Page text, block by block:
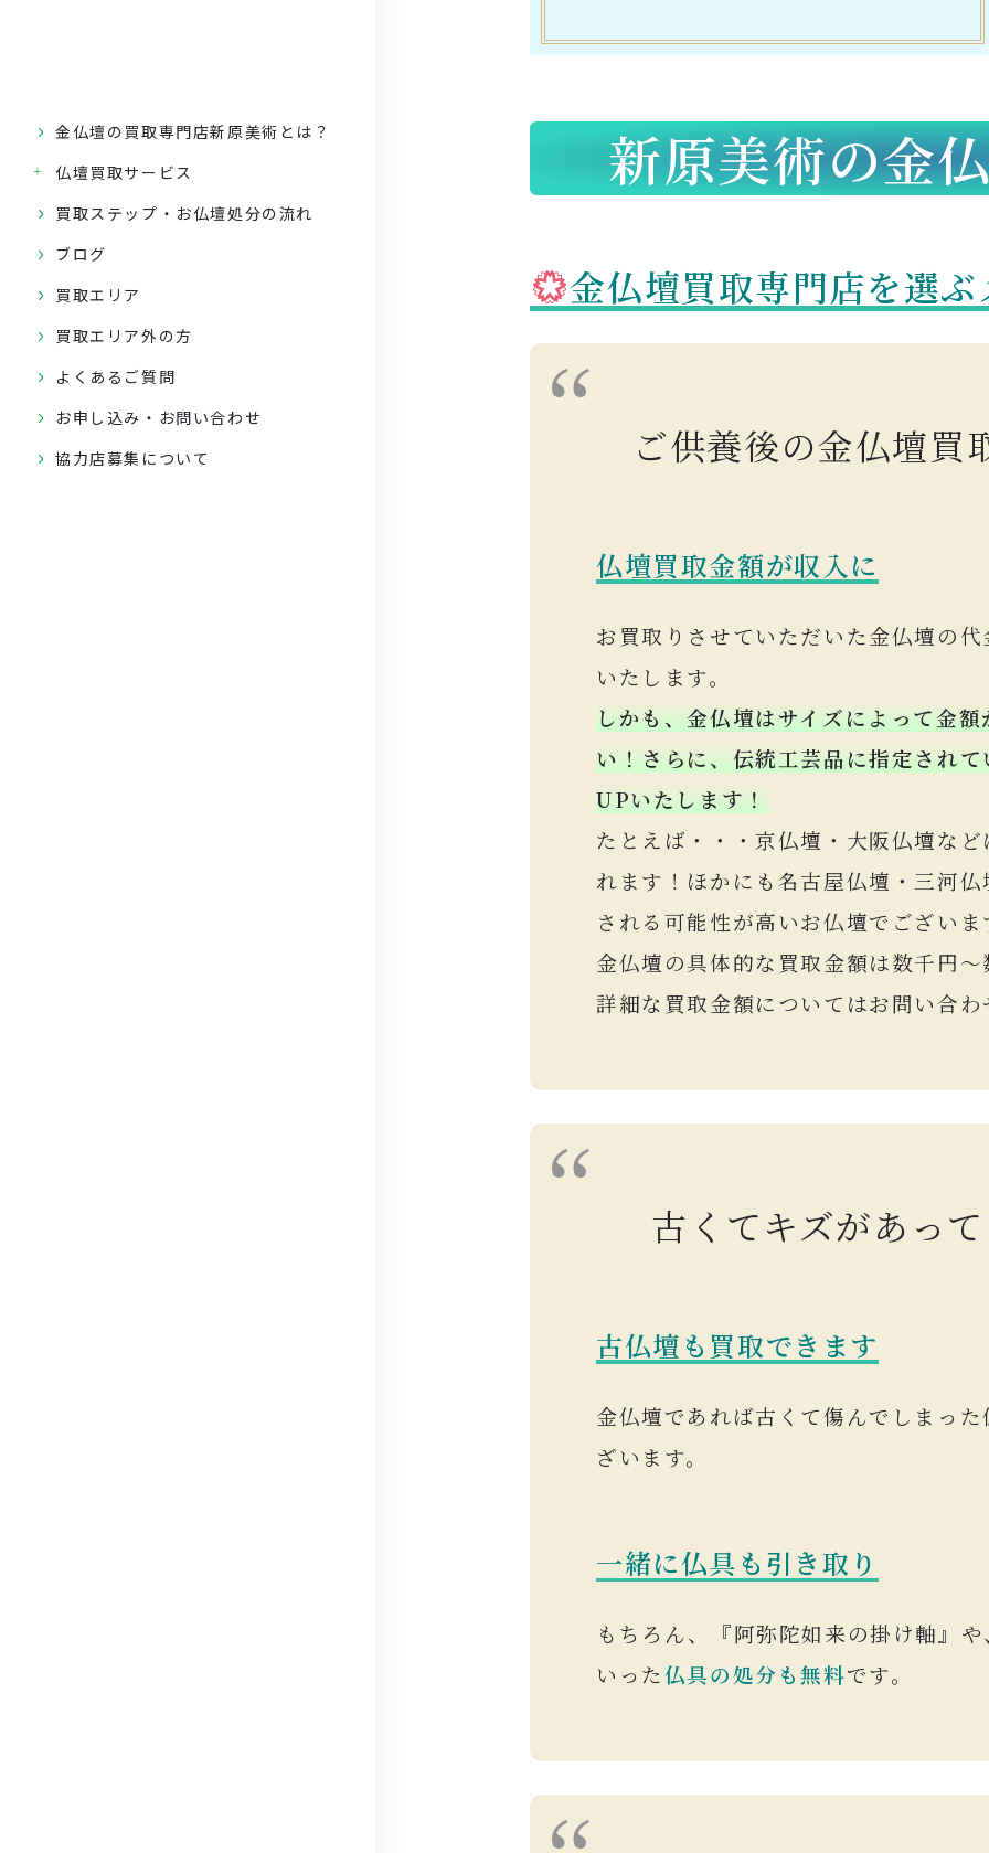
金仏壇の買取専門店新原美術とは？
仏壇買取サービス
買取ステップ・お仏壇処分の流れ
ブログ
買取エリア
買取エリア外の方
よくあるご質問
お申し込み・お問い合わせ
協力店募集について
新原美術の金
金仏壇買取専門店を選
ご供養後の金仏壇買
仏壇買取金額が収入に
お買取りさせていただいた金仏壇の
いたします。
しかも、金仏壇はサイズによって金
い！ さらに、伝統工芸品に指定され
UPいたします！
たとえば・・・京仏壇・大阪仏壇な
れます！ほかにも名古屋仏壇・三河
される可能性が高いお仏壇でございま
金仏壇の具体的な買取金額は数千円
詳細な買取金額についてはお問い合
古くてキズがあっ
古仏壇も買取できます
金仏壇であれば古くて傷んでしまっ
ざいます。
一緒に仏具も引き取り
もちろん、『阿弥陀如来の掛け軸』
いった仏具の処分も無料です。